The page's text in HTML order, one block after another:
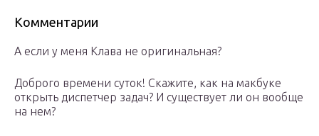
Комментарии
А если у меня Клава не оригинальная?
Доброго времени суток! Скажите, как на макбуке
открыть диспетчер задач? И существует ли он вообще
на нем?